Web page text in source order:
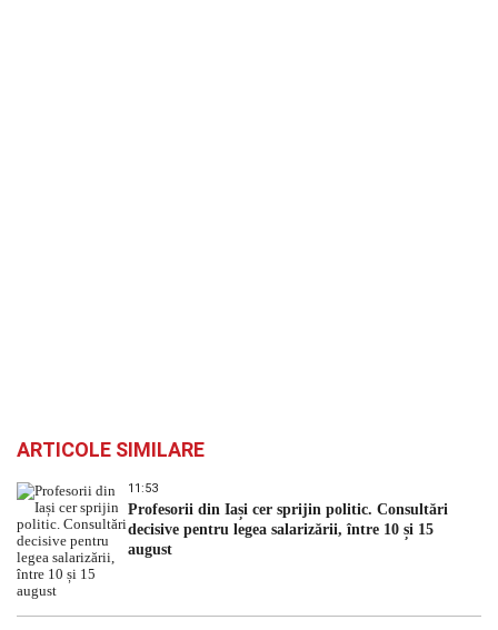
ARTICOLE SIMILARE
11:53
Profesorii din Iași cer sprijin politic. Consultări
decisive pentru legea salarizării, între 10 și 15
august